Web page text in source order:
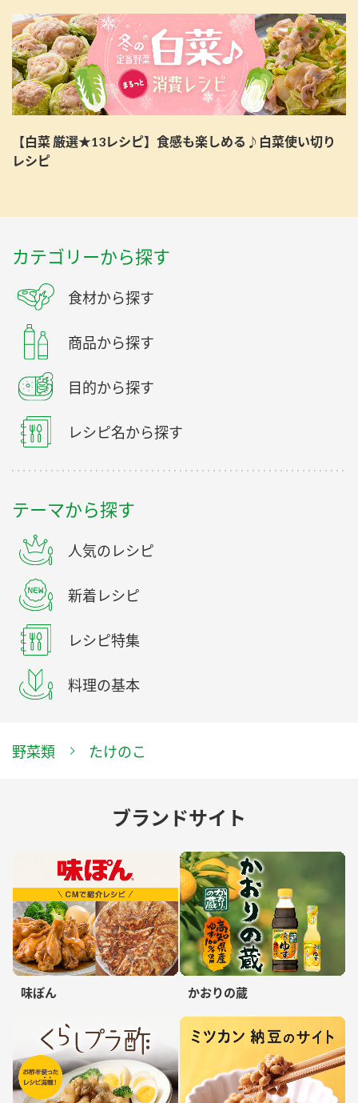
【白菜 厳選★13レシピ】食感も楽しめる♪白菜使い切り
レシピ
カテゴリーから探す
食材から探す
商品から探す
目的から探す
レシピ名から探す
テーマから探す
人気のレシピ
新着レシピ
レシピ特集
料理の基本
野菜類 たけのこ
ブランドサイト
味ぽん かおりの蔵